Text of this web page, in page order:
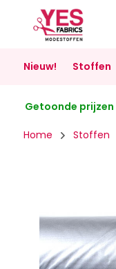
Nieuw! Stoffen
Getoonde prijzen
Home Stoffen